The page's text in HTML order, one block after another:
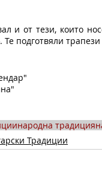
и от тези, които
подготвяли
народна традиция
Традиции